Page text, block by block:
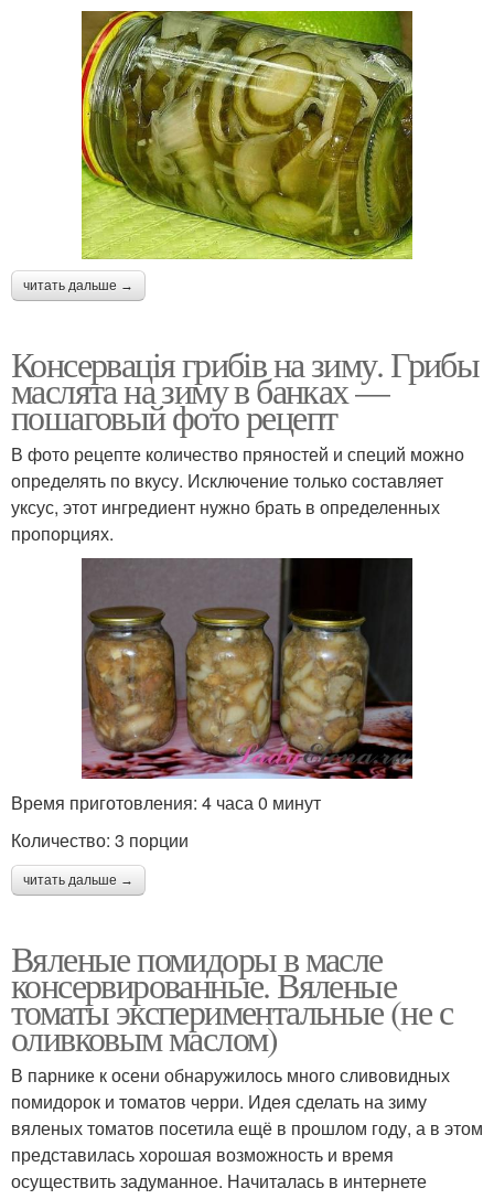
читать дальше →
Консервація грибів на зиму. Грибы
маслята на зиму в банках —
пошаговый фото рецепт
В фото рецепте количество пряностей и специй можно
определять по вкусу. Исключение только составляет
уксус, этот ингредиент нужно брать в определенных
пропорциях.
Время приготовления: 4 часа 0 минут
Количество: 3 порции
читать дальше →
Вяленые помидоры в масле
консервированные. Вяленые
томаты экспериментальные (не с
оливковым маслом)
В парнике к осени обнаружилось много сливовидных
помидорок и томатов черри. Идея сделать на зиму
вяленых томатов посетила ещё в прошлом году, а в этом
представилась хорошая возможность и время
осуществить задуманное. Начиталась в интернете